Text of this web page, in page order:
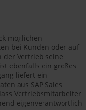
möglichen
bei Kunden oder auf
der Vertrieb seine
ebenfalls ein großes
liefert ein
aus SAP Sales
Vertriebsmitarbeiter
eigenverantwortlich